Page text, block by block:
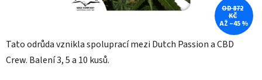
Tato odrůda vznikla spoluprací mezi Dutch Passion a CBD
Crew. Balení 3, 5 a 10 kusů.
OD 872
KČ
AŽ –45 %